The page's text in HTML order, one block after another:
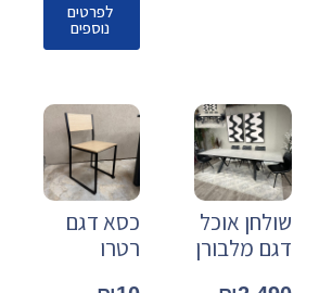
לפרטים
נוספים
שולחן אוכל
דגם מלבורן
כסא דגם
רטרו